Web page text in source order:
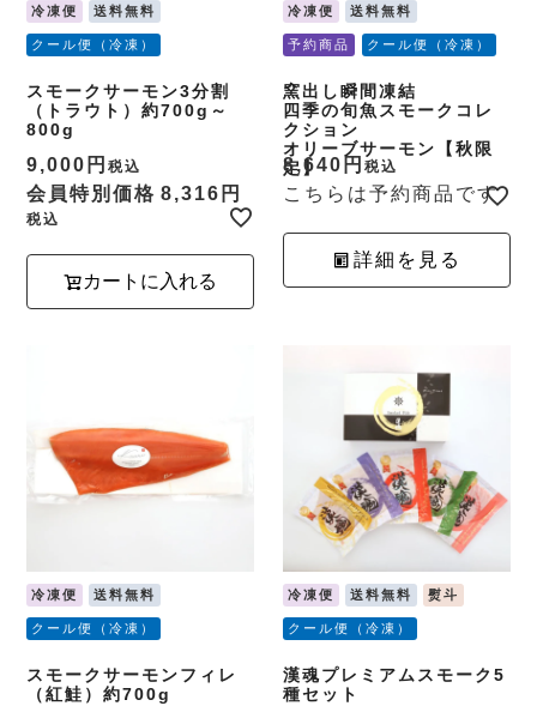
冷凍便 送料無料
クール便（冷凍）
スモークサーモン3分割
（トラウト）約700g～
800g
9,000 税込
会員特別価格 8,316
税込
カートに入れる
冷凍便 送料無料
予約商品 クール便（冷凍）
窯出し瞬間凍結
四季の旬魚スモークコレ
クション
オリーブサーモン【秋限
定】
8,640 税込
こちらは予約商品です
詳細を見る
冷凍便 送料無料
クール便（冷凍）
スモークサーモンフィレ
（紅鮭）約700g
冷凍便 送料無料 熨斗
クール便（冷凍）
漢魂プレミアムスモーク5
種セット